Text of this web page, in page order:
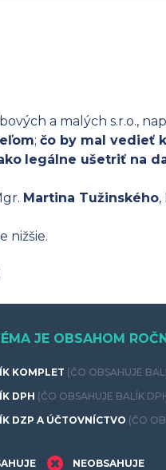
a malých s.r.o.,
; čo by mal vedieť
legálne ušetriť na
Martina Tužinského,
nižšie.
JE OBSAHOM
KOMPLET (ČO OBSAHUJE
DPH (ČO OBSAHUJE BALÍK
DZP A ÚČTOVNÍCTVO (ČO
NEOBSAHUJE